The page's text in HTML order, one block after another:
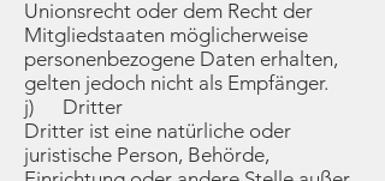
Unionsrecht oder dem Recht der
Mitgliedstaaten möglicherweise
personenbezogene Daten erhalten,
gelten jedoch nicht als Empfänger.
j) Dritter
Dritter ist eine natürliche oder
juristische Person, Behörde,